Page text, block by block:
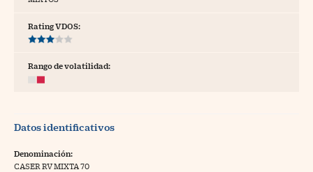
Rating VDOS:
Rango de volatilidad:
Datos identificativos
Denominación:
CASER RV MIXTA 70